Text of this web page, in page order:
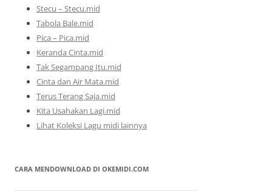
Stecu – Stecu.mid
Tabola Bale.mid
Pica – Pica.mid
Keranda Cinta.mid
Tak Segampang Itu.mid
Cinta dan Air Mata.mid
Terus Terang Saja.mid
Kita Usahakan Lagi.mid
Lihat Koleksi Lagu midi lainnya
CARA MENDOWNLOAD DI OKEMIDI.COM